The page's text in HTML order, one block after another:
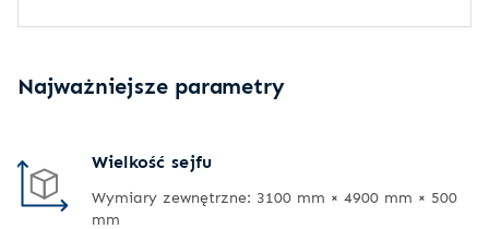
Najważniejsze parametry
Wielkość sejfu
Wymiary zewnętrzne: 3100 mm × 4900 mm × 500
mm